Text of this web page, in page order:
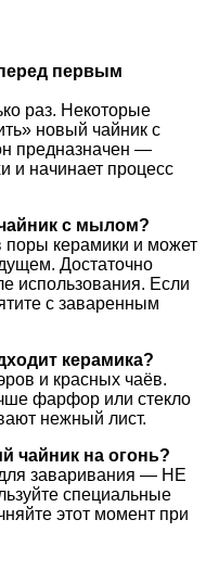
первым
раз. Некоторые
новый чайник с
предназначен —
и начинает процесс
с мылом?
поры керамики и может
Достаточно
использования. Если
с заваренным
керамика?
и красных чаёв.
фарфор или стекло
нежный лист.
чайник на огонь?
заваривания — НЕ
специальные
этот момент при